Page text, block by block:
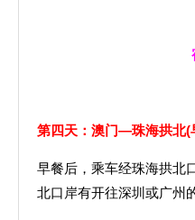
第四天：澳门—珠海拱北(
早餐后，乘车经珠海拱北
北口岸有开往深圳或广州